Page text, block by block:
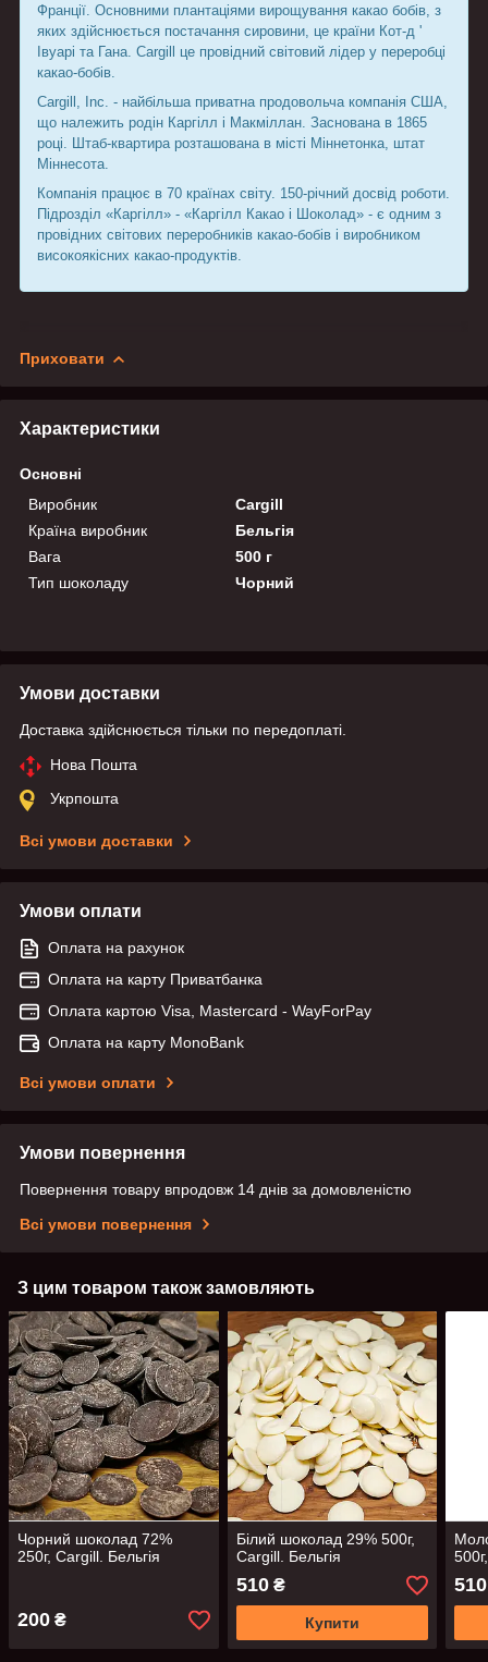
Франції. Основними плантаціями вирощування какао бобів, з
яких здійснюється постачання сировини, це країни Кот-д '
Івуарі та Гана. Cargill це провідний світовий лідер у переробці
какао-бобів.
Cargill, Inc. - найбільша приватна продовольча компанія США,
що належить родін Каргілл і Макміллан. Заснована в 1865
році. Штаб-квартира розташована в місті Міннетонка, штат
Міннесота.
Компанія працює в 70 країнах світу. 150-річний досвід роботи.
Підрозділ «Каргілл» - «Каргілл Какао і Шоколад» - є одним з
провідних світових переробників какао-бобів і виробником
високоякісних какао-продуктів.
Приховати
Характеристики
Основні
Виробник
Cargill
Країна виробник
Бельгія
Вага
500 г
Тип шоколаду
Чорний
Умови доставки
Доставка здійснюється тільки по передоплаті.
Нова Пошта
Укрпошта
Всі умови доставки
Умови оплати
Оплата на рахунок
Оплата на карту Приватбанка
Оплата картою Visa, Mastercard - WayForPay
Оплата на карту MonoBank
Всі умови оплати
Умови повернення
Повернення товару впродовж 14 днів за домовленістю
Всі умови повернення
З цим товаром також замовляють
Чорний шоколад 72%
250г, Cargill. Бельгія
200 ₴
Білий шоколад 29% 500г,
Cargill. Бельгія
510₴
Купити
510